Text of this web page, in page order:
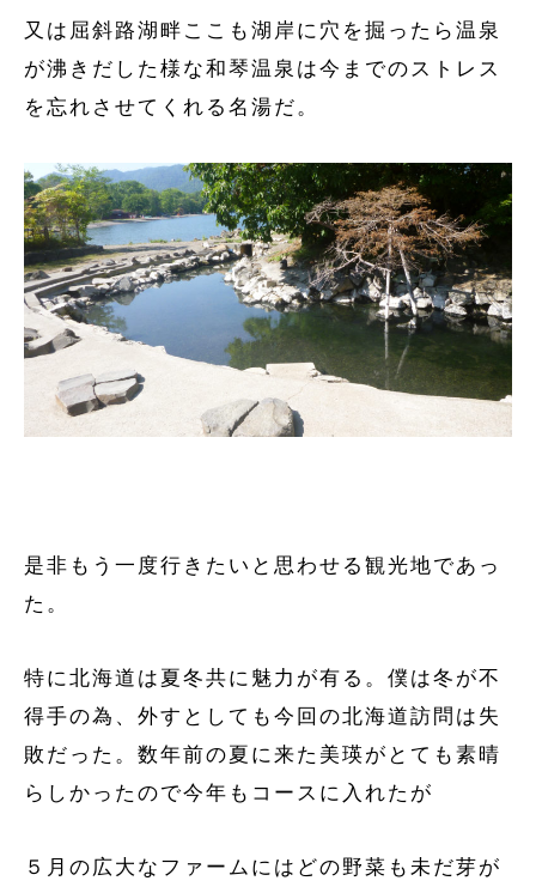
又は屈斜路湖畔ここも湖岸に穴を掘ったら温泉
が沸きだした様な和琴温泉は今までのストレス
を忘れさせてくれる名湯だ。
是非もう一度行きたいと思わせる観光地であっ
た。
特に北海道は夏冬共に魅力が有る。僕は冬が不
得手の為、外すとしても今回の北海道訪問は失
敗だった。数年前の夏に来た美瑛がとても素晴
らしかったので今年もコースに入れたが
５月の広大なファームにはどの野菜も未だ芽が